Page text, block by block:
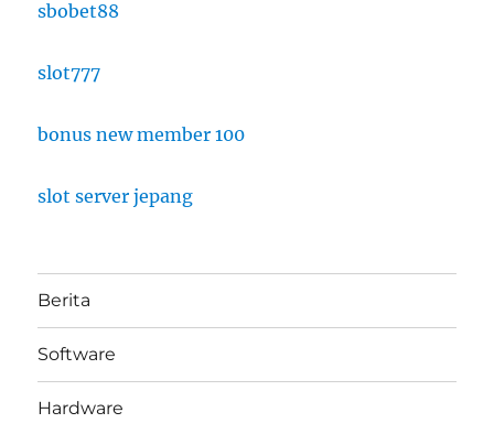
sbobet88
slot777
bonus new member 100
slot server jepang
Berita
Software
Hardware